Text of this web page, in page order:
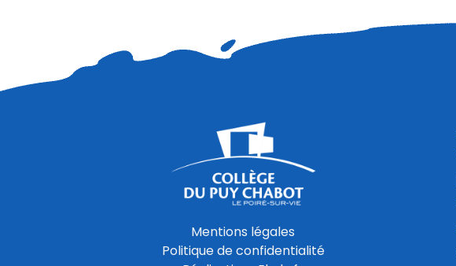
Mentions légales
Politique de confidentialité